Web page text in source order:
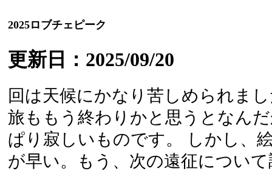
2025ロブチェピーク
更新日：2025/09/20
回は天候にかなり苦しめられま
旅ももう終わりかと思うとなん
ぱり寂しいものです。 しかし、
が早い。もう、次の遠征につい